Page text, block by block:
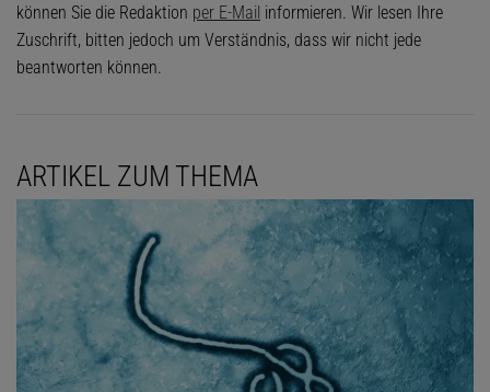
können Sie die Redaktion per E-Mail informieren. Wir lesen Ihre
Zuschrift, bitten jedoch um Verständnis, dass wir nicht jede
beantworten können.
ARTIKEL ZUM THEMA